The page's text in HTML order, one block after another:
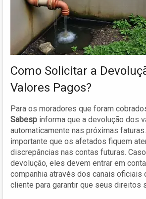
Como Solicitar a
Valores Pagos?
Para os moradores que foram
Sabesp informa que a devolução dos
automaticamente nas próximas
importante que os afetados fiquem
discrepâncias nas contas futuras.
devolução, eles devem entrar em
companhia através dos canais oficiais
cliente para garantir que seus direitos